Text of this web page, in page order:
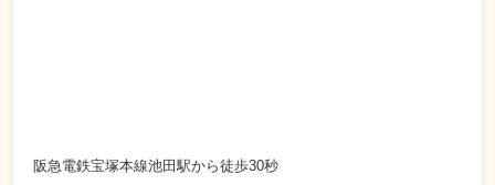
阪急電鉄宝塚本線池田駅から徒歩30秒